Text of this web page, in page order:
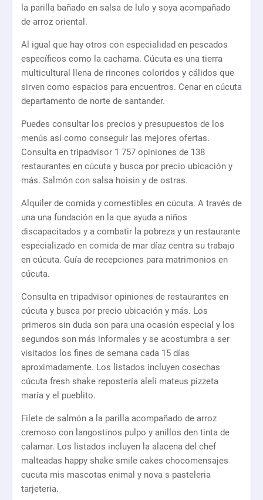
la parilla bañado en salsa de lulo y soya acompañado
de arroz oriental.
Al igual que hay otros con especialidad en pescados
específicos como la cachama. Cúcuta es una tierra
multicultural llena de rincones coloridos y cálidos que
sirven como espacios para encuentros. Cenar en cúcuta
departamento de norte de santander.
Puedes consultar los precios y presupuestos de los
menús así como conseguir las mejores ofertas.
Consulta en tripadvisor 1 757 opiniones de 138
restaurantes en cúcuta y busca por precio ubicación y
más. Salmón con salsa hoisin y de ostras.
Alquiler de comida y comestibles en cúcuta. A través de
una una fundación en la que ayuda a niños
discapacitados y a combatir la pobreza y un restaurante
especializado en comida de mar díaz centra su trabajo
en cúcuta. Guía de recepciones para matrimonios en
cúcuta.
Consulta en tripadvisor opiniones de restaurantes en
cúcuta y busca por precio ubicación y más. Los
primeros sin duda son para una ocasión especial y los
segundos son más informales y se acostumbra a ser
visitados los fines de semana cada 15 días
aproximadamente. Los listados incluyen cosechas
cúcuta fresh shake repostería alelí mateus pizzeta
maría y el pueblito.
Filete de salmón a la parilla acompañado de arroz
cremoso con langostinos pulpo y anillos den tinta de
calamar. Los listados incluyen la alacena del chef
malteadas happy shake smile cakes chocomensajes
cucuta mis mascotas enimal y nova s pasteleria
tarjeteria.